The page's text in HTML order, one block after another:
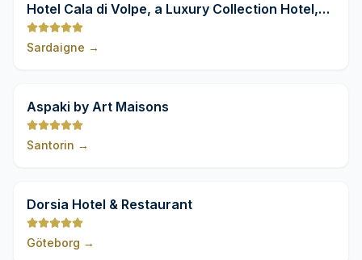
Hotel Cala di Volpe, a Luxury Collection Hotel,
Costa Smeralda
Sardaigne →
Aspaki by Art Maisons
Santorin →
Dorsia Hotel & Restaurant
Göteborg →